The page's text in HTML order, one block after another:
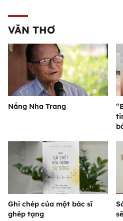
VĂN THƠ
Nắng Nha Trang
Ghi chép của một bác sĩ
ghép tạng